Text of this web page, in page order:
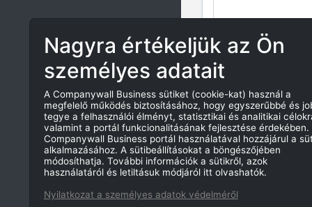
Nagyra értékeljük az Ön
személyes adatait
A Companywall Business sütiket (cookie-kat) használ a
megfelelő működés biztosításához, hogy egyszerűbbé és
tegye a felhasználói élményt, statisztikai és analitikai
valamint a portál funkcionalitásának fejlesztése érdekében.
Companywall Business portál használatával hozzájárul a
alkalmazásához. A sütibeállításokat a böngészőjében
módosíthatja. További információk a sütikről, azok
használatáról és letiltásuk módjáról itt olvashatók.
Nyilatkozat a személyes adatok védelméről